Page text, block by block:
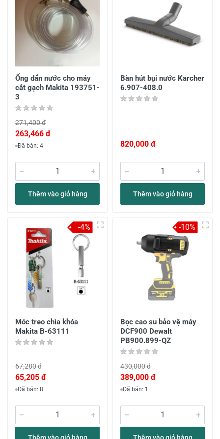
Ống dẩn nước cho máy
cắt gạch Makita 193751-
3
271,400 đ
263,466 đ
Đã bán: 4
Thêm vào giỏ hàng
Bàn hút bụi nước Karcher
6.907-408.0
820,000 đ
Thêm vào giỏ hàng
Móc treo chìa khóa
Makita B-63111
67,280 đ
65,205 đ
Đã bán: 8
-4%
Bọc cao su bảo vệ máy
DCF900 Dewalt
PB900.899-QZ
430,000 đ
389,000 đ
Đã bán: 1
-10%